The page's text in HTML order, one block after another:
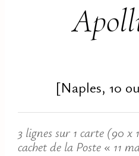
[Naples, 10
3 lignes sur 1 carte (90 x
cachet de la Poste « 11